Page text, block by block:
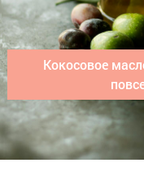
Кокосовое